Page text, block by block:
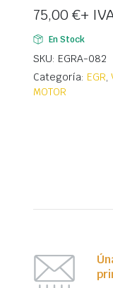
75,00 €+
En Stock
SKU: EGRA-082
Categoría: EGR,
MOTOR